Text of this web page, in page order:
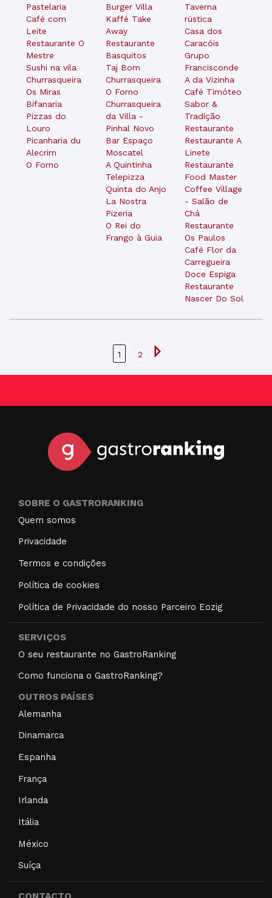
Pastelaria
Café com
Leite
Restaurante O
Mestre
Sushi na vila
Churrasqueira
Os Miras
Bifanaria
Pizzas do
Louro
Picanharia du
Alecrim
O Forno
Burger Villa
Kaffé Take
Away
Restaurante
Basquitos
Taj Bom
Churrasqueira
O Forno
Churrasqueira
da Villa -
Pinhal Novo
Bar Espaço
Moscatel
A Quintinha
Telepizza
Quinta do Anjo
La Nostra
Pizeria
O Rei do
Frango à Guia
Taverna
rústica
Casa dos
Caracóis
Grupo
Francisconde
A da Vizinha
Café Timóteo
Sabor &
Tradição
Restaurante
Restaurante A
Linete
Restaurante
Food Master
Coffee Village
- Salão de
Chá
Restaurante
Os Paulos
Café Flor da
Carregueira
Doce Espiga
Restaurante
Nascer Do Sol
1 2
SOBRE O GASTRORANKING
Quem somos
Privacidade
Termos e condições
Política de cookies
Política de Privacidade do nosso Parceiro Eozig
SERVIÇOS
O seu restaurante no GastroRanking
Como funciona o GastroRanking?
OUTROS PAÍSES
Alemanha
Dinamarca
Espanha
França
Irlanda
Itália
México
Suíça